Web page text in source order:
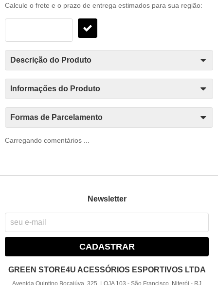
Calcule o frete e o prazo de entrega estimados para sua região:
Descrição do Produto
Informações do Produto
Formas de Parcelamento
Carregando comentários ...
Newsletter
CADASTRAR
GREEN STORE4U ACESSÓRIOS ESPORTIVOS LTDA
Avenida Quintino Bocaiúva, 325, LOJA 103 -São Francisco, Niterói - RJ